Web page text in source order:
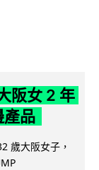
阪女 2 年
產品
歲大阪女子，